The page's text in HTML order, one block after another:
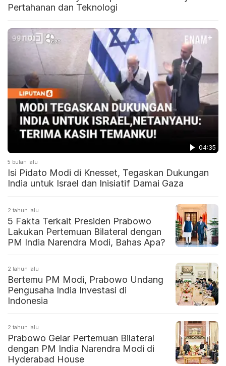
Pertahanan dan Teknologi
04:35
5 bulan lalu
Isi Pidato Modi di Knesset, Tegaskan Dukungan
India untuk Israel dan Inisiatif Damai Gaza
2 tahun lalu
5 Fakta Terkait Presiden Prabowo
Lakukan Pertemuan Bilateral dengan
PM India Narendra Modi, Bahas Apa?
2 tahun lalu
Bertemu PM Modi, Prabowo Undang
Pengusaha India Investasi di
Indonesia
2 tahun lalu
Prabowo Gelar Pertemuan Bilateral
dengan PM India Narendra Modi di
Hyderabad House